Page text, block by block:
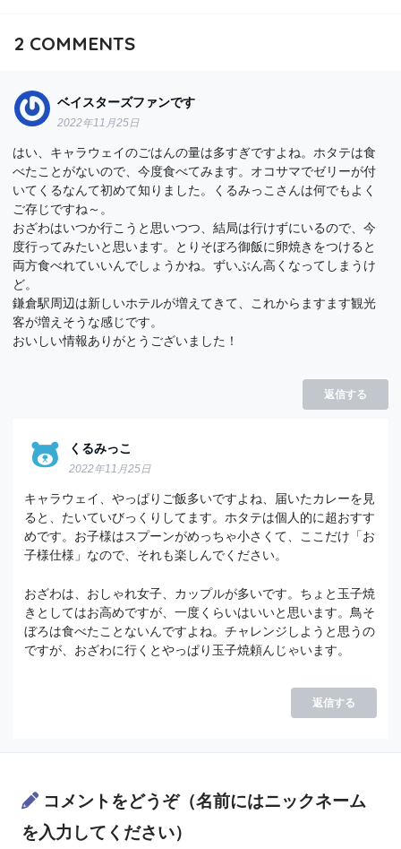
2 COMMENTS
ベイスターズファンです
2022年11月25日
はい、キャラウェイのごはんの量は多すぎですよね。ホタテは食
べたことがないので、今度食べてみます。オコサマでゼリーが付
いてくるなんて初めて知りました。くるみっこさんは何でもよく
ご存じですね～。
おざわはいつか行こうと思いつつ、結局は行けずにいるので、今
度行ってみたいと思います。とりそぼろ御飯に卵焼きをつけると
両方食べれていいんでしょうかね。ずいぶん高くなってしまうけ
ど。
鎌倉駅周辺は新しいホテルが増えてきて、これからますます観光
客が増えそうな感じです。
おいしい情報ありがとうございました！
返信する
くるみっこ
2022年11月25日
キャラウェイ、やっぱりご飯多いですよね、届いたカレーを見
ると、たいていびっくりしてます。ホタテは個人的に超おすす
めです。お子様はスプーンがめっちゃ小さくて、ここだけ「お
子様仕様」なので、それも楽しんでください。
おざわは、おしゃれ女子、カップルが多いです。ちょと玉子焼
きとしてはお高めですが、一度くらいはいいと思います。鳥そ
ぼろは食べたことないんですよね。チャレンジしようと思うの
ですが、おざわに行くとやっぱり玉子焼頼んじゃいます。
返信する
コメントをどうぞ（名前にはニックネーム
を入力してください）